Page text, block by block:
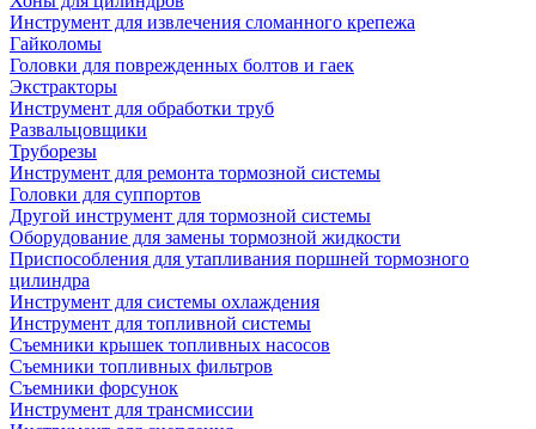
Инструмент для извлечения сломанного крепежа
Гайколомы
Головки для поврежденных болтов и гаек
Экстракторы
Инструмент для обработки труб
Развальцовщики
Труборезы
Инструмент для ремонта тормозной системы
Головки для суппортов
Другой инструмент для тормозной системы
Оборудование для замены тормозной жидкости
Приспособления для утапливания поршней тормозного
цилиндра
Инструмент для системы охлаждения
Инструмент для топливной системы
Съемники крышек топливных насосов
Съемники топливных фильтров
Съемники форсунок
Инструмент для трансмиссии